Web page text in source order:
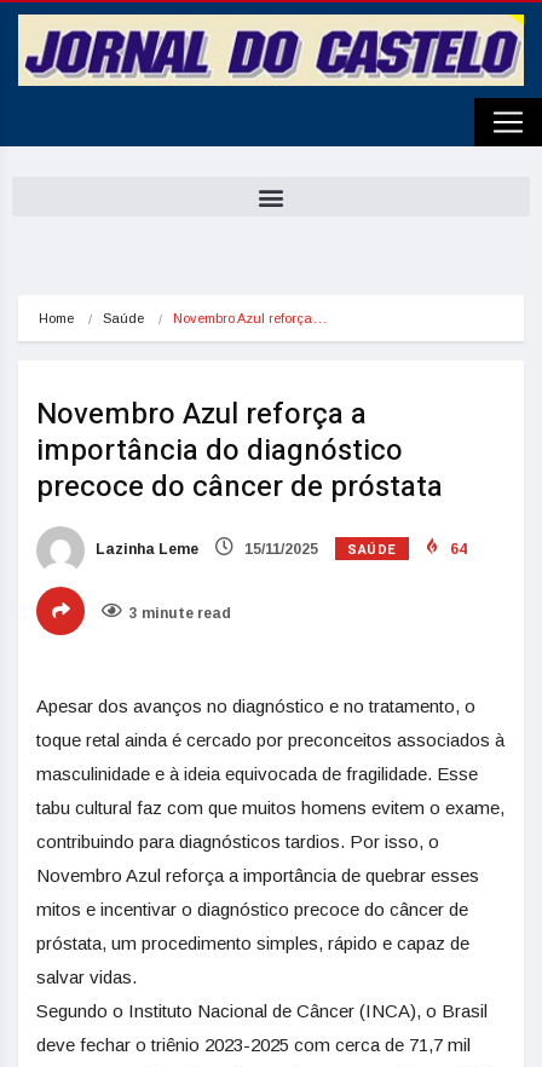
Home Saúde Novembro Azul reforça…
Novembro Azul reforça a
importância do diagnóstico
precoce do câncer de próstata
Lazinha Leme 15/11/2025 SAÚDE 64
3 minute read
Apesar dos avanços no diagnóstico e no tratamento, o
toque retal ainda é cercado por preconceitos associados à
masculinidade e à ideia equivocada de fragilidade. Esse
tabu cultural faz com que muitos homens evitem o exame,
contribuindo para diagnósticos tardios. Por isso, o
Novembro Azul reforça a importância de quebrar esses
mitos e incentivar o diagnóstico precoce do câncer de
próstata, um procedimento simples, rápido e capaz de
salvar vidas.
Segundo o Instituto Nacional de Câncer (INCA), o Brasil
deve fechar o triênio 2023-2025 com cerca de 71,7 mil